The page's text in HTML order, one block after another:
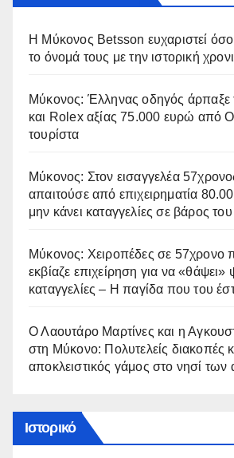
Η Μύκονος Betsson ευχαριστεί
το όνομά τους με την ιστορική
Μύκονος: Έλληνας οδηγός άρπαξε
και Rolex αξίας 75.000 ευρώ από
τουρίστα
Μύκονος: Στον εισαγγελέα
απαιτούσε από επιχειρηματία
μην κάνει καταγγελίες σε βάρος του
Μύκονος: Χειροπέδες σε 57χρονο
εκβίαζε επιχείρηση για να «θάψει»
καταγγελίες – Η παγίδα που του
Ο Λαουτάρο Μαρτίνες και η
στη Μύκονο: Πολυτελείς διακοπές
αποκλειστικός γάμος στο νησί των
Ιστορικό